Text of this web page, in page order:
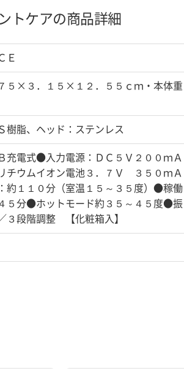
トケアの商品詳細
Ｅ
５×３．１５×１２．５５ｃｍ・本体重
樹脂、ヘッド：ステンレス
充電式●入力電源：ＤＣ５Ｖ２００ｍＡ
チウムイオン電池３．７Ｖ ３５０ｍＡ
約１１０分（室温１５～３５度）●稼働
５分●ホットモード約３５～４５度●振
３段階調整 【化粧箱入】